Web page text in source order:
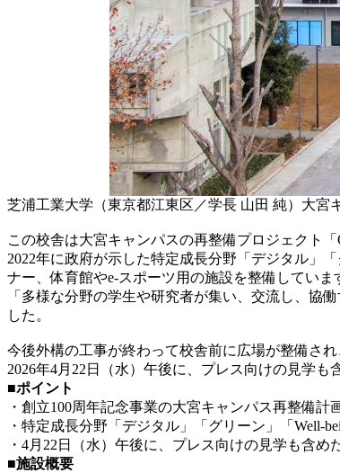
芝浦工業大学（東京都江東区／学長 山田 純）大宮
この校舎は大宮キャンパスの再整備プロジェクト
2022年に政府が示した特定成長分野「デジタル」
ナー、体育館やe-スポーツ用の施設を整備していま
「多様な分野の学生や研究者が集い、交流し、協
した。
今後外構の工事が終わって校舎前に広場が整備さ
2026年4月22日（水）午後に、プレス向けの見学
■ポイント
・創立100周年記念事業の大宮キャンパス再整備計
・特定成長分野「デジタル」「グリーン」「Well-
・4月22日（水）午後に、プレス向けの見学も含め
■施設概要